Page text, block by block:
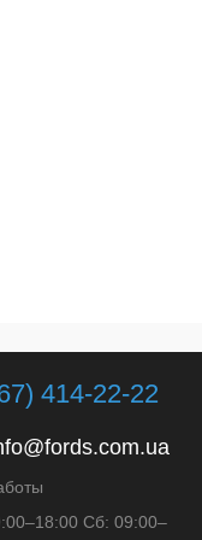
414-22-22
Сб: 09:00–